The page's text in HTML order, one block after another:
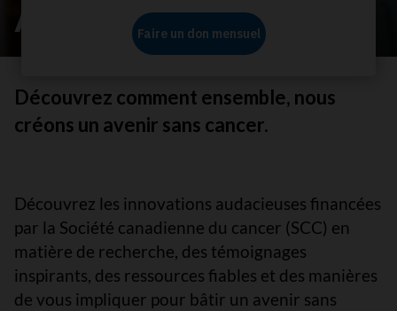
Actualités
Découvrez comment ensemble, nous
créons un avenir sans cancer.
Découvrez les innovations audacieuses financées
par la Société canadienne du cancer (SCC) en
matière de recherche, des témoignages
inspirants, des ressources fiables et des manières
de vous impliquer pour bâtir un avenir sans